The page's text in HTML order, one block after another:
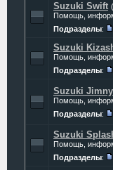
Suzuki Swift
Помощь,
Подразделы:
Suzuki
Помощь,
Подразделы:
Suzuki Jimny
Помощь,
Подразделы:
Suzuki
Помощь,
Подразделы: